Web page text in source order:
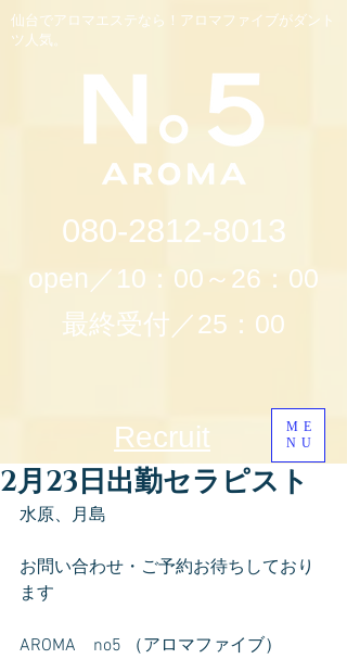
仙台でアロマエステなら！アロマファイブがダント
ツ人気。
080-2812-8013
open／10：00～26：00
最終受付／25：00
ME
NU
Recruit
2月23日出勤セラピスト
水原、月島
お問い合わせ・ご予約お待ちしており
ます
AROMA　no5 （アロマファイブ）